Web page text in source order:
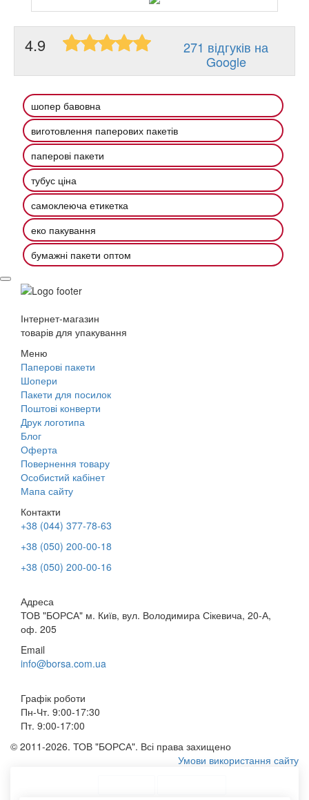
4.9
271 відгуків на
Google
шопер бавовна
виготовлення паперових пакетів
паперові пакети
тубус ціна
самоклеюча етикетка
еко пакування
бумажні пакети оптом
Інтернет-магазин
товарів для упакування
Меню
Паперові пакети
Шопери
Пакети для посилок
Поштові конверти
Друк логотипа
Блог
Оферта
Повернення товару
Особистий кабінет
Мапа сайту
Контакти
+38 (044) 377-78-63
+38 (050) 200-00-18
+38 (050) 200-00-16
Адреса
ТОВ "БОРСА" м. Київ, вул. Володимира Сікевича, 20-А,
оф. 205
Email
info@borsa.com.ua
Графік роботи
Пн-Чт. 9:00-17:30
Пт. 9:00-17:00
© 2011-2026. ТОВ "БОРСА". Всі права захищено
Умови використання сайту